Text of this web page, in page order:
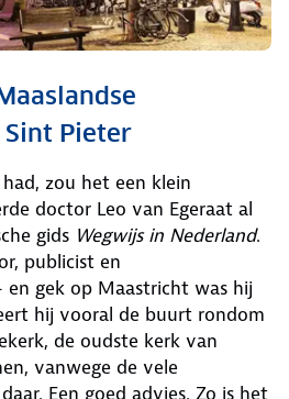
Sint Pieter
zou het een klein
doctor Leo van Egeraat al
gids Wegwijs in Nederland.
publicist en
gek op Maastricht was hij
hij vooral de buurt rondom
de oudste kerk van
vanwege de vele
Een goed advies. Zo is het